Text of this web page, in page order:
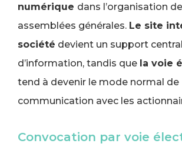
numérique dans l’organisation
assemblées générales. Le site
société devient un support central
d’information, tandis que la voie
tend à devenir le mode normal de
communication avec les
Convocation par voie